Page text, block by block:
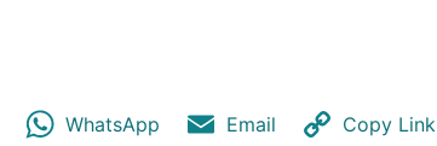
WhatsApp Email Copy Link